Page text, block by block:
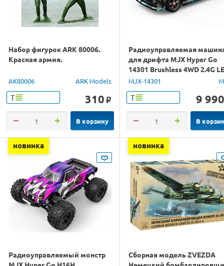
Набор фигурок ARK 80006.
Красная армия.
AK80006 ARK Models
Т 310 o
В корзину
Радиоуправляемая
для дрифта MJX Hyper Go
14301 Brushless 4WD 2.4G
1/14 RTR
MJX-14301
Т 9 990
В
новинка
Радиоуправляемый монстр
новинка
Сборная модель ZVEZDA